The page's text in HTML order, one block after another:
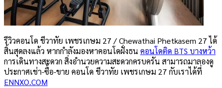
รีวิวคอนโด ชีวาทัย เพชรเกษม 27 / Chewathai Phetkasem 27 ได้
สิ้นสุดลงแล้ว หากกำลังมองหาคอนโดฝั่งธน คอนโดติด BTS บางหว้า
การเดินทางสะดวก สิ่งอำนวยความสะดวกครบครัน สามารถมาลองดู
ประกาศเช่า-ซื้อ-ขาย คอนโด ชีวาทัย เพชรเกษม 27 กับเราได้ที่
ENNXO.COM